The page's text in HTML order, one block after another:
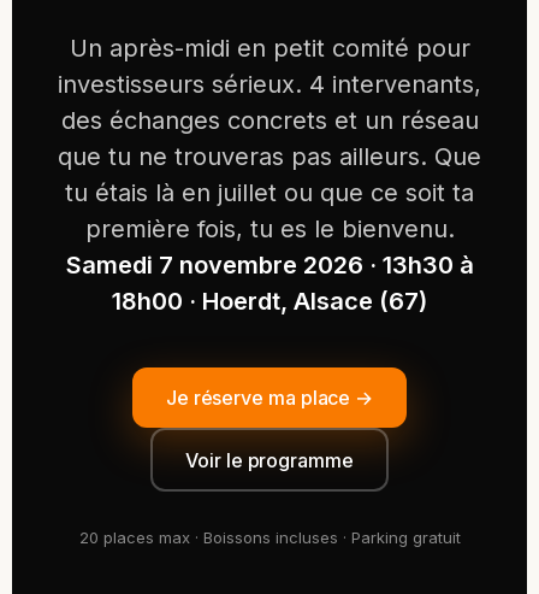
Un après-midi en petit comité pour
investisseurs sérieux. 4 intervenants,
des échanges concrets et un réseau
que tu ne trouveras pas ailleurs. Que
tu étais là en juillet ou que ce soit ta
première fois, tu es le bienvenu.
Samedi 7 novembre 2026 · 13h30 à
18h00 · Hoerdt, Alsace (67)
Je réserve ma place →
Voir le programme
20 places max · Boissons incluses · Parking gratuit